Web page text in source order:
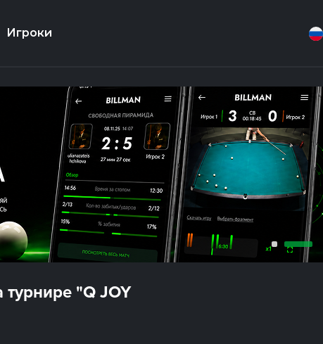
Игроки
"Q JOY